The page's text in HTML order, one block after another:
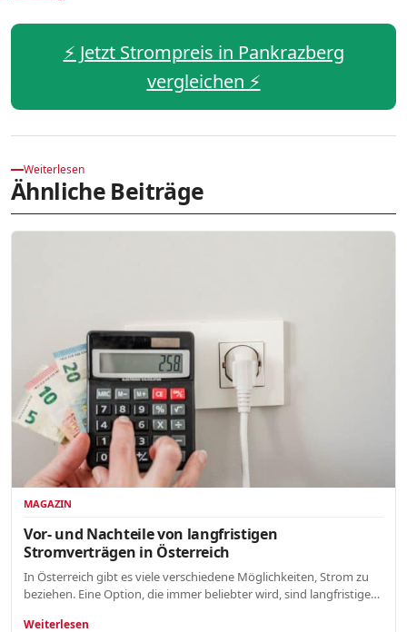
⚡️ Jetzt Strompreis in Pankrazberg
vergleichen ⚡️
Weiterlesen
Ähnliche Beiträge
MAGAZIN
Vor- und Nachteile von langfristigen
Stromverträgen in Österreich
In Österreich gibt es viele verschiedene Möglichkeiten, Strom zu
beziehen. Eine Option, die immer beliebter wird, sind langfristige…
Weiterlesen